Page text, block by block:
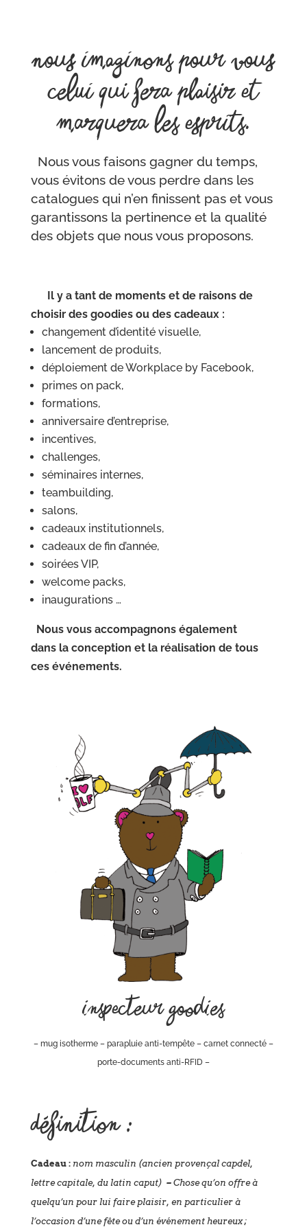
Nous imaginons pour vous
celui qui fera plaisir et
marquera les esprits.
Nous vous faisons gagner du temps,
vous évitons de vous perdre dans les
catalogues qui n’en finissent pas et vous
garantissons la pertinence et la qualité
des objets que nous vous proposons.
Il y a tant de moments et de raisons de
choisir des goodies ou des cadeaux :
changement d’identité visuelle,
lancement de produits,
déploiement de Workplace by Facebook,
primes on pack,
formations,
anniversaire d’entreprise,
incentives,
challenges,
séminaires internes,
teambuilding,
salons,
cadeaux institutionnels,
cadeaux de fin d’année,
soirées VIP,
welcome packs,
inaugurations …
Nous vous accompagnons également
dans la conception et la réalisation de tous
ces événements.
Inspecteur Goodies
– mug isotherme – parapluie anti-tempête – carnet connecté –
porte-documents anti-RFID –
Définition :
Cadeau : nom masculin (ancien provençal capdel,
lettre capitale, du latin caput) –Chose qu’on offre à
quelqu’un pour lui faire plaisir, en particulier à
l’occasion d’une fête ou d’un événement heureux ;